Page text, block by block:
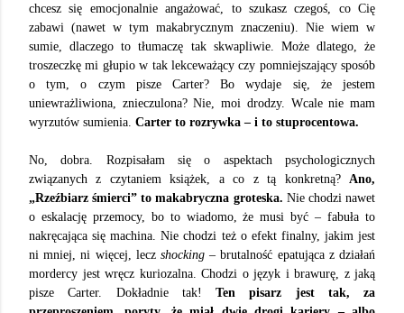
chcesz się emocjonalnie angażować, to szukasz czegoś, co Cię
zabawi (nawet w tym makabrycznym znaczeniu). Nie wiem w
sumie, dlaczego to tłumaczę tak skwapliwie. Może dlatego, że
troszeczkę mi głupio w tak lekceważący czy pomniejszający sposób
o tym, o czym pisze Carter? Bo wydaje się, że jestem
uniewrażliwiona, znieczulona? Nie, moi drodzy. Wcale nie mam
wyrzutów sumienia. Carter to rozrywka – i to stuprocentowa.
No, dobra. Rozpisałam się o aspektach psychologicznych
związanych z czytaniem książek, a co z tą konkretną? Ano,
„Rzeźbiarz śmierci” to makabryczna groteska. Nie chodzi nawet
o eskalację przemocy, bo to wiadomo, że musi być – fabuła to
nakręcająca się machina. Nie chodzi też o efekt finalny, jakim jest
ni mniej, ni więcej, lecz shocking– brutalność epatująca z działań
mordercy jest wręcz kuriozalna. Chodzi o język i brawurę, z jaką
pisze Carter. Dokładnie tak! Ten pisarz jest tak, za